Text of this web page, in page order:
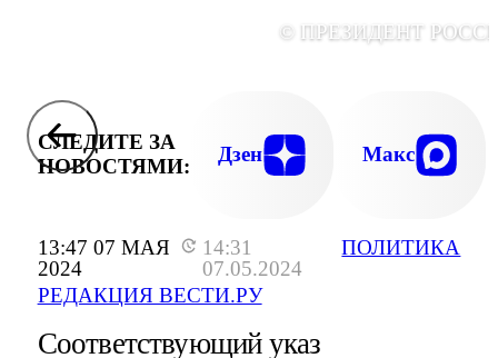
13:47 07 МАЯ
2024
14:31
07.05.2024
РЕДАКЦИЯ ВЕСТИ.РУ
ПОЛИТИКА
© ПРЕЗИДЕНТ
СЛЕДИТЕ ЗА
НОВОСТЯМИ:
Дзен Макс
Соответствующий указ